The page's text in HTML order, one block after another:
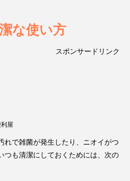
な使い方
スポンサードリンク
屋
れで雑菌が発生したり、ニオイがつ
つも清潔にしておくためには、次の